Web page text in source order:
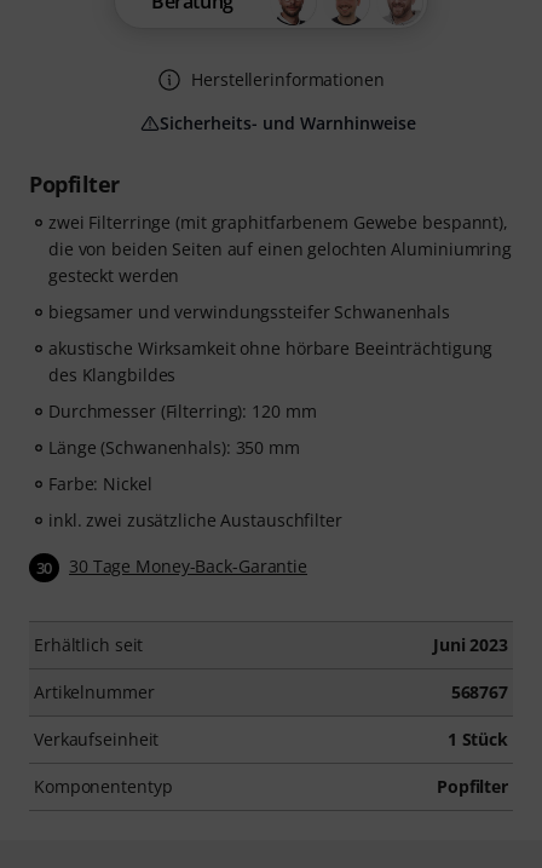
Popfilter
zwei Filterringe (mit graphitfarbenem Gewebe bespannt),
die von beiden Seiten auf einen gelochten Aluminiumring
gesteckt werden
biegsamer und verwindungssteifer Schwanenhals
akustische Wirksamkeit ohne hörbare Beeinträchtigung
des Klangbildes
Durchmesser (Filterring): 120 mm
Länge (Schwanenhals): 350 mm
Farbe: Nickel
inkl. zwei zusätzliche Austauschfilter
30 30 Tage Money-Back-Garantie
Erhältlich seit Juni 2023
Artikelnummer 568767
Verkaufseinheit 1 Stück
Komponententyp Popfilter
Herstellerinformationen
Sicherheits- und Warnhinweise